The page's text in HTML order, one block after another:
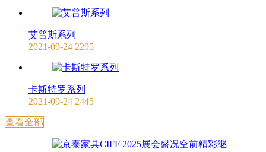
艾普斯系列
2021-09-24 2295
卡斯特罗系列
2021-09-24 2445
查看全部